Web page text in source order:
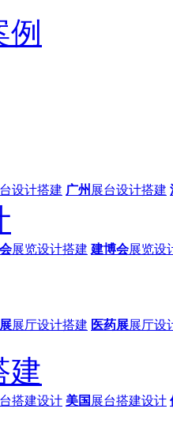
设计搭建 广州 展台设计搭建
展览设计搭建